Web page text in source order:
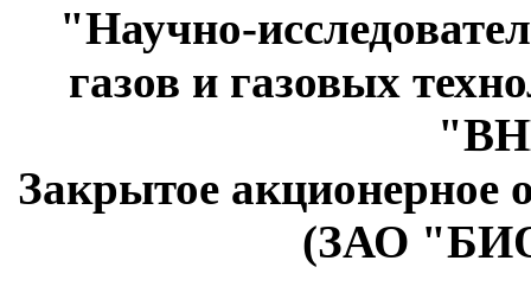
"Научно-
газов и газовых
Закрытое
(ЗАО